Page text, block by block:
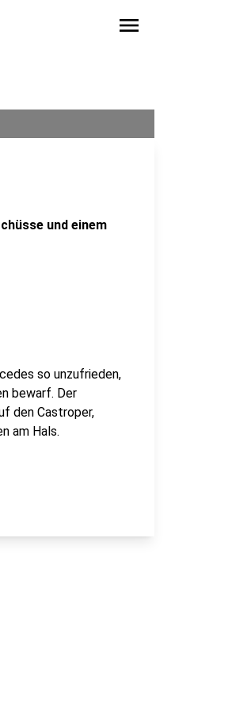
menu
und einem
so unzufrieden,
bewarf. Der
den Castroper,
am Hals.